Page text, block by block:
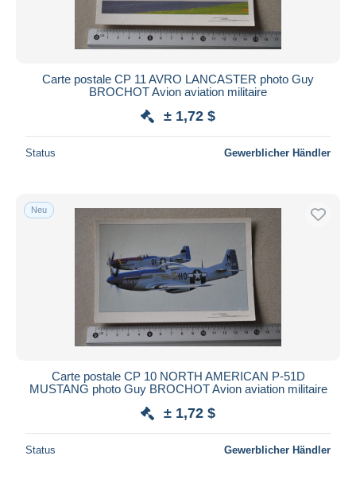
Carte postale CP 11 AVRO LANCASTER photo Guy
BROCHOT Avion aviation militaire
± 1,72 $
Status Gewerblicher Händler
Neu
Carte postale CP 10 NORTH AMERICAN P-51D
MUSTANG photo Guy BROCHOT Avion aviation militaire
± 1,72 $
Status Gewerblicher Händler